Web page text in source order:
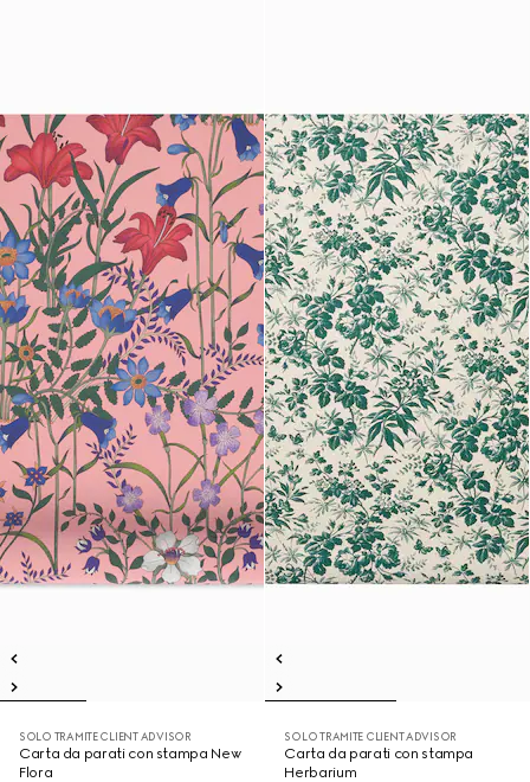
SOLO TRAMITE CLIENT ADVISOR
Carta da parati con stampa New
Flora
SOLO TRAMITE CLIENT ADVISOR
Carta da parati con stampa
Herbarium